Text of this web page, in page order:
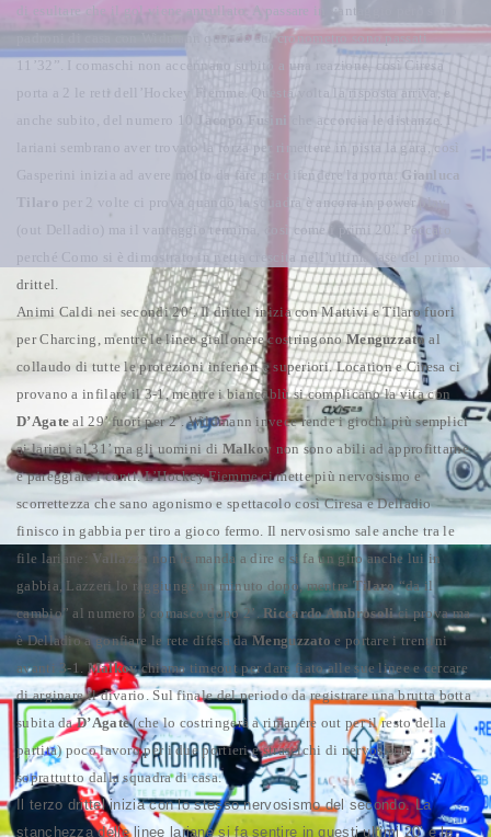
di esultare che il gol viene annullato. A passare in vantaggio però sono i
padroni di casa con Widmann quando sul cronometro sono passati
11’32”. I comaschi non accennano subito a una reazione, così Ciresa
porta a 2 le reti dell’Hockey Fiemme. Questa volta la risposta arriva, e
anche subito, del numero 10
Jacopo Fusini
che accorcia le distanze. I
lariani sembrano aver trovato la forza per rimettere in pista la gara, così
Gasperini inizia ad avere molto da fare per difendere la porta. Gianluca
Tilaro per 2 volte ci prova quando la squadra è ancora in power play
(out Delladio) ma il vantaggio termina, così come i primi 20’. Peccato
perché Como si è dimostrato in netta crescita nell’ultima fase del primo
drittel.
Animi Caldi nei secondi 20’. Il drittel inizia con Mattivi e Tilaro fuori
per Charcing, mentre le linee giallonere costringonoMenguzzatoal
collaudo di tutte le protezioni inferiori e superiori. Location e Ciresa ci
provano a infilare il 3-1, mentre i biancoblù si complicano la vita con
D’Agate al 29’ fuori per 2’. Wildmann invece rende i giochi più semplici
ai lariani al 31’ ma gli uomini di Malkov non sono abili ad approfittarne
e pareggiare i conti. L’Hockey Fiemme ci mette più nervosismo e
scorrettezza che sano agonismo e spettacolo così Ciresa e Delladio
finisco in gabbia per tiro a gioco fermo. Il nervosismo sale anche tra le
file lariane: Vallazza non le manda a dire e si fa un giro anche lui in
gabbia, Lazzeri lo raggiunge un minuto dopo, mentreTilaro“da il
cambio” al numero 3 comasco dopo 2’. Riccardo Ambrosolici prova ma
è Delladio a gonfiare le rete difesa daMenguzzato e portare i trentini
avanti 3-1.Malkovchiama timeout per dare fiato alle sue linee e cercare
di arginare il divario. Sul finale del periodo da registrare una brutta botta
subita daD’Agate(che lo costringerà a rimanere out per il resto della
partita) poco lavoro per i due portieri e strascichi di nervosismo
soprattutto dalla squadra di casa.
Il terzo drittel inizia con lo stesso nervosismo del secondo. La
stanchezza delle linee lariane si fa sentire in questi ultimi 20’ e le